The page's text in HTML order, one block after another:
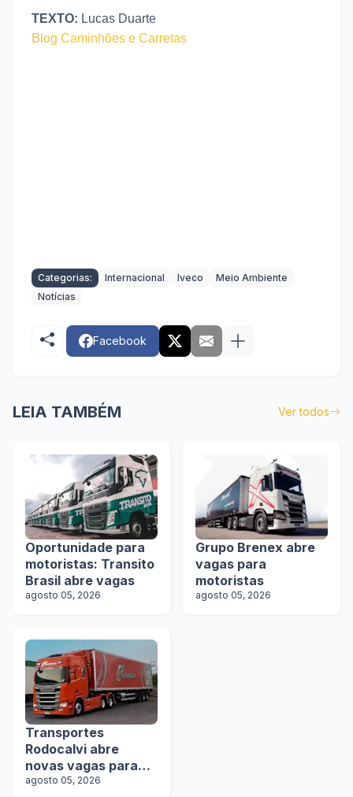
TEXTO: Lucas Duarte
Blog Caminhões e Carretas
Categorias: Internacional Iveco
Meio Ambiente
Notícias
Facebook
LEIA TAMBÉM Ver todos
Oportunidade para
motoristas: Transito
Brasil abre vagas
agosto 05, 2026
Grupo Brenex abre
vagas para
motoristas
agosto 05, 2026
Transportes
Rodocalvi abre
novas vagas para
motoristas
agosto 05, 2026